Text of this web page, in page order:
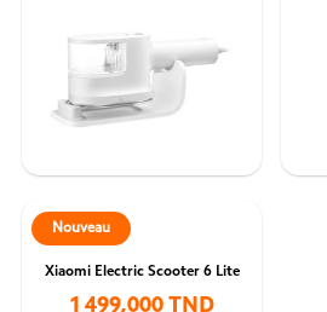
Xiaomi Electric Scooter 6 Lite
1 499,000 TND
Nouveau